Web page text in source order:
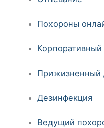
Похороны
Корпоративный
Прижизненный
Дезинфекция
Ведущий